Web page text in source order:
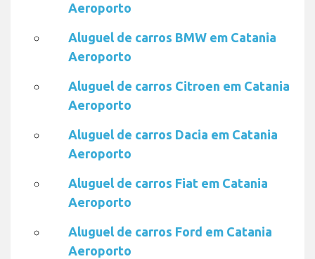
Aeroporto
Aluguel de carros BMW em Catania
Aeroporto
Aluguel de carros Citroen em Catania
Aeroporto
Aluguel de carros Dacia em Catania
Aeroporto
Aluguel de carros Fiat em Catania
Aeroporto
Aluguel de carros Ford em Catania
Aeroporto